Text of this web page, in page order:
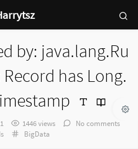
by: java.lang.Ru
has Long.
1446 views
No comments
Categories：
BigData